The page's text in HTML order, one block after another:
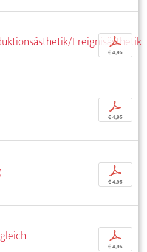
Ereignisästhetik
p
€ 4,95
p
€ 4,95
p
€ 4,95
p
€ 4,95